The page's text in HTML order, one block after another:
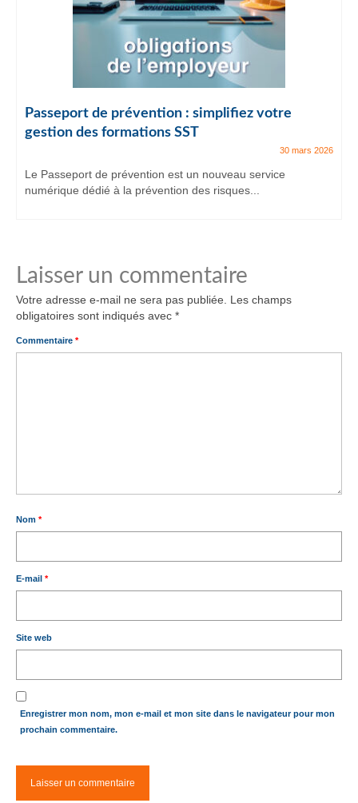
Passeport de prévention : simplifiez votre
gestion des formations SST
30 mars 2026
Le Passeport de prévention est un nouveau service
numérique dédié à la prévention des risques...
Laisser un commentaire
Votre adresse e-mail ne sera pas publiée.
Les champs
obligatoires sont indiqués avec *
Commentaire *
Nom *
E-mail *
Site web
Enregistrer mon nom, mon e-mail et mon site dans le navigateur pour mon
prochain commentaire.